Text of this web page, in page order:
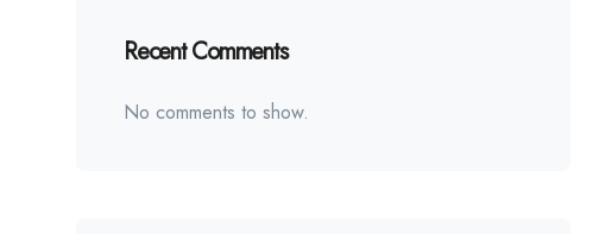
Recent Comments
No comments to show.